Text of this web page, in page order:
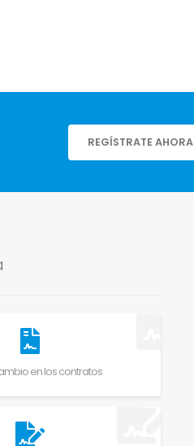
REGÍSTRATE AHORA
en los contratos